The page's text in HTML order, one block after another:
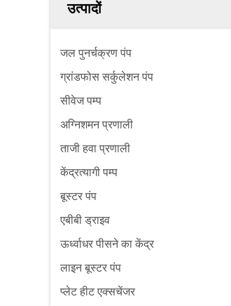
उत्पादों
जल पुनर्चक्रण पंप
ग्रांडफोस सर्कुलेशन पंप
सीवेज पम्प
अग्निशमन प्रणाली
ताजी हवा प्रणाली
केंद्रत्यागी पम्प
बूस्टर पंप
एबीबी ड्राइव
ऊर्ध्वाधर पीसने का केंद्र
लाइन बूस्टर पंप
प्लेट हीट एक्सचेंजर